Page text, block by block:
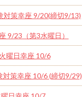
策幸座 9/20(締切9/13)
9/23（第3水曜日）
曜日幸座 10/6
策幸座 10/6 (締切9/29)